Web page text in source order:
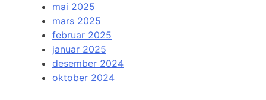
mai 2025
mars 2025
februar 2025
januar 2025
desember 2024
oktober 2024